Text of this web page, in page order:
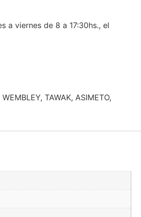
a viernes de 8 a 17:30hs., el
TAWAK, ASIMETO,